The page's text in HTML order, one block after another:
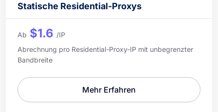
Statische Residential-Proxys
Ab $1.6 /IP
Abrechnung pro Residential-Proxy-IP mit unbegrenzter
Bandbreite
Mehr Erfahren